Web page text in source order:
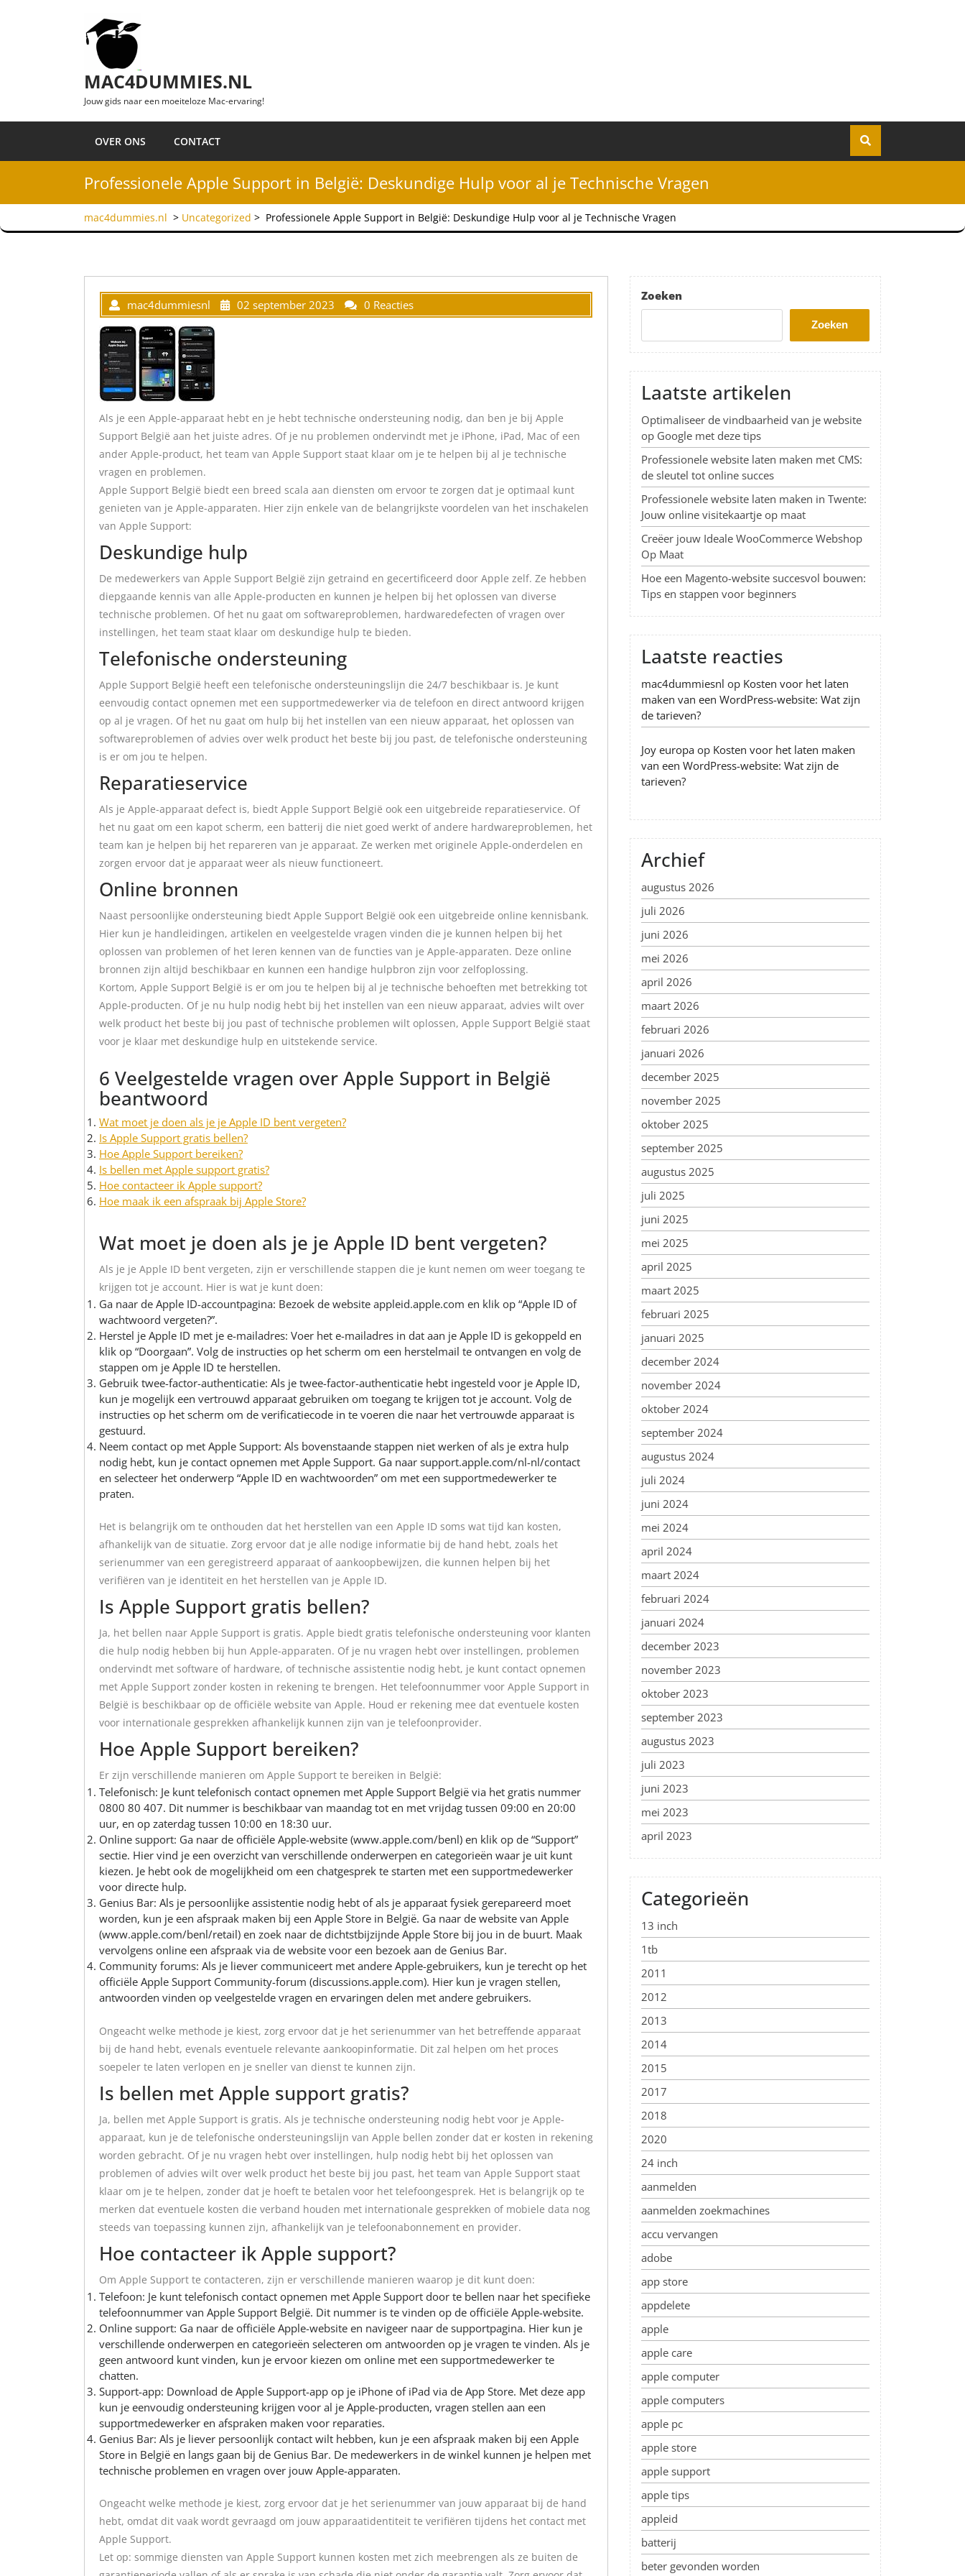
MAC4DUMMIES.NL
Jouw gids naar een moeiteloze Mac-ervaring!
OVER ONS CONTACT
Professionele Apple Support in België: Deskundige Hulp voor al je Technische Vragen
mac4dummies.nl > Uncategorized > Professionele Apple Support in België: Deskundige Hulp voor al je Technische Vragen
mac4dummiesnl 02 september 2023 0 Reacties
Als je een Apple-apparaat hebt en je hebt technische ondersteuning nodig, dan ben je bij Apple
Support België aan het juiste adres. Of je nu problemen ondervindt met je iPhone, iPad, Mac of een
ander Apple-product, het team van Apple Support staat klaar om je te helpen bij al je technische
vragen en problemen.
Apple Support België biedt een breed scala aan diensten om ervoor te zorgen dat je optimaal kunt
genieten van je Apple-apparaten. Hier zijn enkele van de belangrijkste voordelen van het inschakelen
van Apple Support:
Deskundige hulp
De medewerkers van Apple Support België zijn getraind en gecertificeerd door Apple zelf. Ze hebben
diepgaande kennis van alle Apple-producten en kunnen je helpen bij het oplossen van diverse
technische problemen. Of het nu gaat om softwareproblemen, hardwaredefecten of vragen over
instellingen, het team staat klaar om deskundige hulp te bieden.
Telefonische ondersteuning
Apple Support België heeft een telefonische ondersteuningslijn die 24/7 beschikbaar is. Je kunt
eenvoudig contact opnemen met een supportmedewerker via de telefoon en direct antwoord krijgen
op al je vragen. Of het nu gaat om hulp bij het instellen van een nieuw apparaat, het oplossen van
softwareproblemen of advies over welk product het beste bij jou past, de telefonische ondersteuning
is er om jou te helpen.
Reparatieservice
Als je Apple-apparaat defect is, biedt Apple Support België ook een uitgebreide reparatieservice. Of
het nu gaat om een kapot scherm, een batterij die niet goed werkt of andere hardwareproblemen, het
team kan je helpen bij het repareren van je apparaat. Ze werken met originele Apple-onderdelen en
zorgen ervoor dat je apparaat weer als nieuw functioneert.
Online bronnen
Naast persoonlijke ondersteuning biedt Apple Support België ook een uitgebreide online kennisbank.
Hier kun je handleidingen, artikelen en veelgestelde vragen vinden die je kunnen helpen bij het
oplossen van problemen of het leren kennen van de functies van je Apple-apparaten. Deze online
bronnen zijn altijd beschikbaar en kunnen een handige hulpbron zijn voor zelfoplossing.
Kortom, Apple Support België is er om jou te helpen bij al je technische behoeften met betrekking tot
Apple-producten. Of je nu hulp nodig hebt bij het instellen van een nieuw apparaat, advies wilt over
welk product het beste bij jou past of technische problemen wilt oplossen, Apple Support België staat
voor je klaar met deskundige hulp en uitstekende service.
6 Veelgestelde vragen over Apple Support in België
beantwoord
Wat moet je doen als je je Apple ID bent vergeten?
Is Apple Support gratis bellen?
Hoe Apple Support bereiken?
Is bellen met Apple support gratis?
Hoe contacteer ik Apple support?
Hoe maak ik een afspraak bij Apple Store?
Wat moet je doen als je je Apple ID bent vergeten?
Als je je Apple ID bent vergeten, zijn er verschillende stappen die je kunt nemen om weer toegang te
krijgen tot je account. Hier is wat je kunt doen:
Ga naar de Apple ID-accountpagina: Bezoek de website appleid.apple.com en klik op “Apple ID of
wachtwoord vergeten?”.
Herstel je Apple ID met je e-mailadres: Voer het e-mailadres in dat aan je Apple ID is gekoppeld en
klik op “Doorgaan”. Volg de instructies op het scherm om een herstelmail te ontvangen en volg de
stappen om je Apple ID te herstellen.
Gebruik twee-factor-authenticatie: Als je twee-factor-authenticatie hebt ingesteld voor je Apple ID,
kun je mogelijk een vertrouwd apparaat gebruiken om toegang te krijgen tot je account. Volg de
instructies op het scherm om de verificatiecode in te voeren die naar het vertrouwde apparaat is
gestuurd.
Neem contact op met Apple Support: Als bovenstaande stappen niet werken of als je extra hulp
nodig hebt, kun je contact opnemen met Apple Support. Ga naar support.apple.com/nl-nl/contact
en selecteer het onderwerp “Apple ID en wachtwoorden” om met een supportmedewerker te
praten.
Het is belangrijk om te onthouden dat het herstellen van een Apple ID soms wat tijd kan kosten,
afhankelijk van de situatie. Zorg ervoor dat je alle nodige informatie bij de hand hebt, zoals het
serienummer van een geregistreerd apparaat of aankoopbewijzen, die kunnen helpen bij het
verifiëren van je identiteit en het herstellen van je Apple ID.
Is Apple Support gratis bellen?
Ja, het bellen naar Apple Support is gratis. Apple biedt gratis telefonische ondersteuning voor klanten
die hulp nodig hebben bij hun Apple-apparaten. Of je nu vragen hebt over instellingen, problemen
ondervindt met software of hardware, of technische assistentie nodig hebt, je kunt contact opnemen
met Apple Support zonder kosten in rekening te brengen. Het telefoonnummer voor Apple Support in
België is beschikbaar op de officiële website van Apple. Houd er rekening mee dat eventuele kosten
voor internationale gesprekken afhankelijk kunnen zijn van je telefoonprovider.
Hoe Apple Support bereiken?
Er zijn verschillende manieren om Apple Support te bereiken in België:
Telefonisch: Je kunt telefonisch contact opnemen met Apple Support België via het gratis nummer
0800 80 407. Dit nummer is beschikbaar van maandag tot en met vrijdag tussen 09:00 en 20:00
uur, en op zaterdag tussen 10:00 en 18:30 uur.
Online support: Ga naar de officiële Apple-website (www.apple.com/benl) en klik op de “Support”
sectie. Hier vind je een overzicht van verschillende onderwerpen en categorieën waar je uit kunt
kiezen. Je hebt ook de mogelijkheid om een chatgesprek te starten met een supportmedewerker
voor directe hulp.
Genius Bar: Als je persoonlijke assistentie nodig hebt of als je apparaat fysiek gerepareerd moet
worden, kun je een afspraak maken bij een Apple Store in België. Ga naar de website van Apple
(www.apple.com/benl/retail) en zoek naar de dichtstbijzijnde Apple Store bij jou in de buurt. Maak
vervolgens online een afspraak via de website voor een bezoek aan de Genius Bar.
Community forums: Als je liever communiceert met andere Apple-gebruikers, kun je terecht op het
officiële Apple Support Community-forum (discussions.apple.com). Hier kun je vragen stellen,
antwoorden vinden op veelgestelde vragen en ervaringen delen met andere gebruikers.
Ongeacht welke methode je kiest, zorg ervoor dat je het serienummer van het betreffende apparaat
bij de hand hebt, evenals eventuele relevante aankoopinformatie. Dit zal helpen om het proces
soepeler te laten verlopen en je sneller van dienst te kunnen zijn.
Is bellen met Apple support gratis?
Ja, bellen met Apple Support is gratis. Als je technische ondersteuning nodig hebt voor je Apple-
apparaat, kun je de telefonische ondersteuningslijn van Apple bellen zonder dat er kosten in rekening
worden gebracht. Of je nu vragen hebt over instellingen, hulp nodig hebt bij het oplossen van
problemen of advies wilt over welk product het beste bij jou past, het team van Apple Support staat
klaar om je te helpen, zonder dat je hoeft te betalen voor het telefoongesprek. Het is belangrijk op te
merken dat eventuele kosten die verband houden met internationale gesprekken of mobiele data nog
steeds van toepassing kunnen zijn, afhankelijk van je telefoonabonnement en provider.
Hoe contacteer ik Apple support?
Om Apple Support te contacteren, zijn er verschillende manieren waarop je dit kunt doen:
Telefoon: Je kunt telefonisch contact opnemen met Apple Support door te bellen naar het specifieke
telefoonnummer van Apple Support België. Dit nummer is te vinden op de officiële Apple-website.
Online support: Ga naar de officiële Apple-website en navigeer naar de supportpagina. Hier kun je
verschillende onderwerpen en categorieën selecteren om antwoorden op je vragen te vinden. Als je
geen antwoord kunt vinden, kun je ervoor kiezen om online met een supportmedewerker te
chatten.
Support-app: Download de Apple Support-app op je iPhone of iPad via de App Store. Met deze app
kun je eenvoudig ondersteuning krijgen voor al je Apple-producten, vragen stellen aan een
supportmedewerker en afspraken maken voor reparaties.
Genius Bar: Als je liever persoonlijk contact wilt hebben, kun je een afspraak maken bij een Apple
Store in België en langs gaan bij de Genius Bar. De medewerkers in de winkel kunnen je helpen met
technische problemen en vragen over jouw Apple-apparaten.
Ongeacht welke methode je kiest, zorg ervoor dat je het serienummer van jouw apparaat bij de hand
hebt, omdat dit vaak wordt gevraagd om jouw apparaatidentiteit te verifiëren tijdens het contact met
Apple Support.
Let op: sommige diensten van Apple Support kunnen kosten met zich meebrengen als ze buiten de
Zoeken
Zoeken
Laatste artikelen
Optimaliseer de vindbaarheid van je website
op Google met deze tips
Professionele website laten maken met CMS:
de sleutel tot online succes
Professionele website laten maken in Twente:
Jouw online visitekaartje op maat
Creëer jouw Ideale WooCommerce Webshop
Op Maat
Hoe een Magento-website succesvol bouwen:
Tips en stappen voor beginners
Laatste reacties
mac4dummiesnl op Kosten voor het laten
maken van een WordPress-website: Wat zijn
de tarieven?
Joy europa op Kosten voor het laten maken
van een WordPress-website: Wat zijn de
tarieven?
Archief
augustus 2026
juli 2026
juni 2026
mei 2026
april 2026
maart 2026
februari 2026
januari 2026
december 2025
november 2025
oktober 2025
september 2025
augustus 2025
juli 2025
juni 2025
mei 2025
april 2025
maart 2025
februari 2025
januari 2025
december 2024
november 2024
oktober 2024
september 2024
augustus 2024
juli 2024
juni 2024
mei 2024
april 2024
maart 2024
februari 2024
januari 2024
december 2023
november 2023
oktober 2023
september 2023
augustus 2023
juli 2023
juni 2023
mei 2023
april 2023
Categorieën
13 inch
1tb
2011
2012
2013
2014
2015
2017
2018
2020
24 inch
aanmelden
aanmelden zoekmachines
accu vervangen
adobe
app store
appdelete
apple
apple care
apple computer
apple computers
apple pc
apple store
apple support
apple tips
appleid
batterij
beter gevonden worden